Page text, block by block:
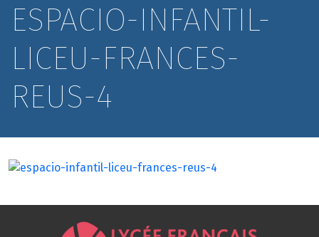
ESPACIO-INFANTIL-
LICEU-FRANCES-
REUS-4